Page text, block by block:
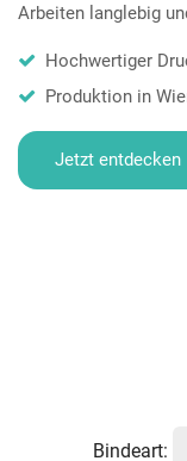
Jetzt entdecken
Hochwertiger
Produktion in
Arbeiten langlebig
Bindeart: